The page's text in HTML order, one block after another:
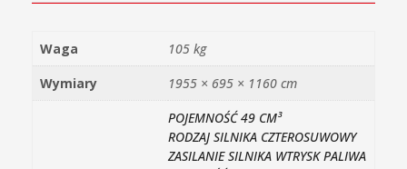
Waga
105 kg
Wymiary
1955 × 695 × 1160 cm
POJEMNOŚĆ 49 CM³
RODZAJ SILNIKA CZTEROSUWOWY
ZASILANIE SILNIKA WTRYSK PALIWA